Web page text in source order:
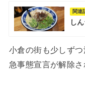
関連
し
小倉の街も少しず
急事態宣言が解除さ